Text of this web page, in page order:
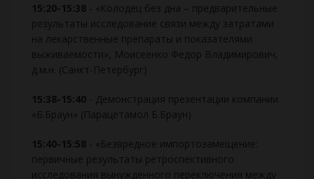
15:20-15:38 - «Колодец без дна – предварительные
результаты исследование связи между затратами
на лекарственные препараты и показателями
выживаемости», Моисеенко Федор Владимирович,
д.м.н. (Санкт-Петербург)
15:38-15:40 - Демонстрация презентации компании
«Б.Браун» (Парацетамол Б.Браун)
15:40-15:58 - «Безвредное импортозамещение:
первичные результаты ретроспективного
исследования вынужденного переключения между